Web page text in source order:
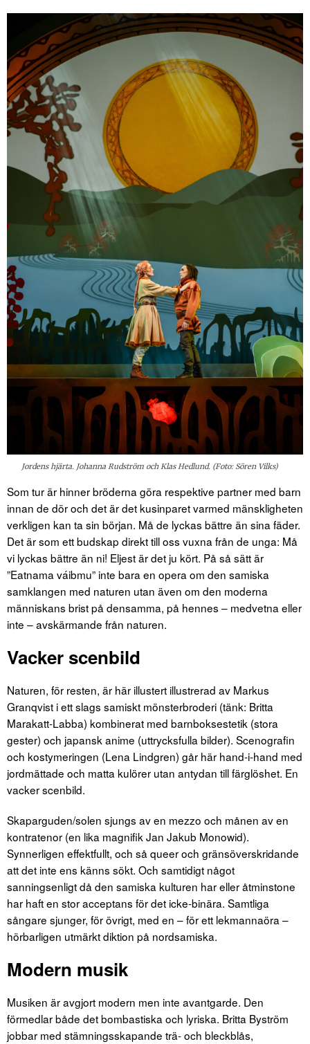
Jordens hjärta. Johanna Rudström och Klas Hedlund. (Foto: Sören Vilks)
Som tur är hinner bröderna göra respektive partner med barn
innan de dör och det är det kusinparet varmed mänskligheten
verkligen kan ta sin början. Må de lyckas bättre än sina fäder.
Det är som ett budskap direkt till oss vuxna från de unga: Må
vi lyckas bättre än ni! Eljest är det ju kört. På så sätt är
”Eatnama váibmu” inte bara en opera om den samiska
samklangen med naturen utan även om den moderna
människans brist på densamma, på hennes – medvetna eller
inte – avskärmande från naturen.
Vacker scenbild
Naturen, för resten, är här illustert illustrerad av Markus
Granqvist i ett slags samiskt mönsterbroderi (tänk: Britta
Marakatt-Labba) kombinerat med barnboksestetik (stora
gester) och japansk anime (uttrycksfulla bilder). Scenografin
och kostymeringen (Lena Lindgren) går här hand-i-hand med
jordmättade och matta kulörer utan antydan till färglöshet. En
vacker scenbild.
Skaparguden/solen sjungs av en mezzo och månen av en
kontratenor (en lika magnifik Jan Jakub Monowid).
Synnerligen effektfullt, och så queer och gränsöverskridande
att det inte ens känns sökt. Och samtidigt något
sanningsenligt då den samiska kulturen har eller åtminstone
har haft en stor acceptans för det icke-binära. Samtliga
sångare sjunger, för övrigt, med en – för ett lekmannaöra –
hörbarligen utmärkt diktion på nordsamiska.
Modern musik
Musiken är avgjort modern men inte avantgarde. Den
förmedlar både det bombastiska och lyriska. Britta Byström
jobbar med stämningsskapande trä- och bleckblås,